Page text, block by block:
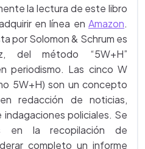
la lectura de este libro
en línea en Amazon.
por Solomon & Schrum es
del método “5W+H”
periodismo. Las cinco W
5W+H) son un concepto
redacción de noticias,
policiales. Se
en la recopilación de
completo un informe